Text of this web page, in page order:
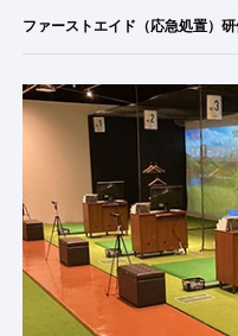
ファーストエイド（応急処置）